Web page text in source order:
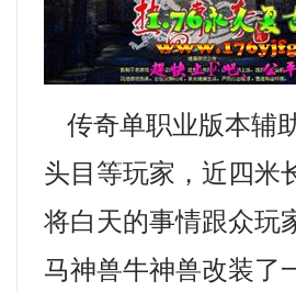
传奇单职业版本辅
头目等玩家，近四米
将白天的事情跟众玩
马神兽牛神兽改装了